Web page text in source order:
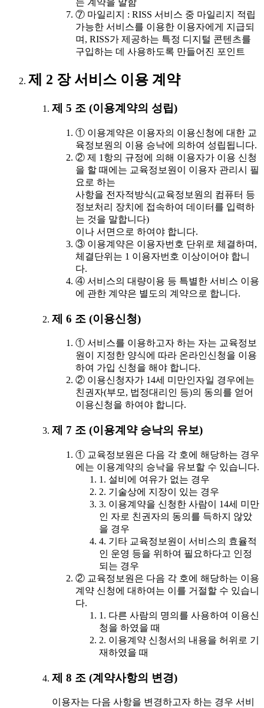
는 계약을 말함
⑦ 마일리지 : RISS 서비스 중 마일리지 적립
가능한 서비스를 이용한 이용자에게 지급되
며, RISS가 제공하는 특정 디지털 콘텐츠를
구입하는 데 사용하도록 만들어진 포인트
제 2 장 서비스 이용 계약
제 5 조 (이용계약의 성립)
① 이용계약은 이용자의 이용신청에 대한 교
육정보원의 이용 승낙에 의하여 성립됩니다.
② 제 1항의 규정에 의해 이용자가 이용 신청
을 할 때에는 교육정보원이 이용자 관리시 필
요로 하는
사항을 전자적방식(교육정보원의 컴퓨터 등
정보처리 장치에 접속하여 데이터를 입력하
는 것을 말합니다)
이나 서면으로 하여야 합니다.
③ 이용계약은 이용자번호 단위로 체결하며,
체결단위는 1 이용자번호 이상이어야 합니
다.
④ 서비스의 대량이용 등 특별한 서비스 이용
에 관한 계약은 별도의 계약으로 합니다.
제 6 조 (이용신청)
① 서비스를 이용하고자 하는 자는 교육정보
원이 지정한 양식에 따라 온라인신청을 이용
하여 가입 신청을 해야 합니다.
② 이용신청자가 14세 미만인자일 경우에는
친권자(부모, 법정대리인 등)의 동의를 얻어
이용신청을 하여야 합니다.
제 7 조 (이용계약 승낙의 유보)
① 교육정보원은 다음 각 호에 해당하는 경우
에는 이용계약의 승낙을 유보할 수 있습니다.
1. 설비에 여유가 없는 경우
2. 기술상에 지장이 있는 경우
3. 이용계약을 신청한 사람이 14세 미만
인 자로 친권자의 동의를 득하지 않았
을 경우
4. 기타 교육정보원이 서비스의 효율적
인 운영 등을 위하여 필요하다고 인정
되는 경우
② 교육정보원은 다음 각 호에 해당하는 이용
계약 신청에 대하여는 이를 거절할 수 있습니
다.
1. 다른 사람의 명의를 사용하여 이용신
청을 하였을 때
2. 이용계약 신청서의 내용을 허위로 기
재하였을 때
제 8 조 (계약사항의 변경)
이용자는 다음 사항을 변경하고자 하는 경우 서비